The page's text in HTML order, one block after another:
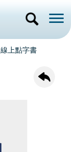
線上點字書